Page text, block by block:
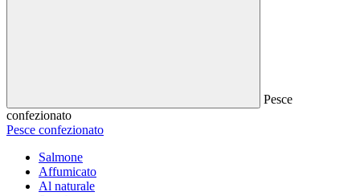
Pesce
confezionato
Pesce confezionato
Salmone
Affumicato
Al naturale